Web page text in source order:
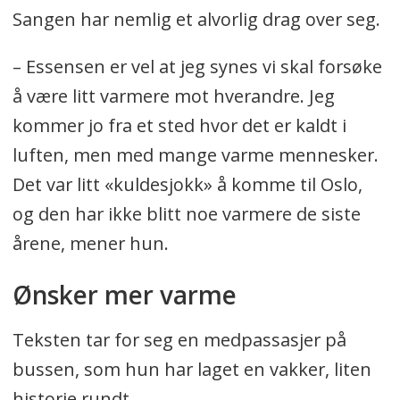
Sangen har nemlig et alvorlig drag over seg.
– Essensen er vel at jeg synes vi skal forsøke
å være litt varmere mot hverandre. Jeg
kommer jo fra et sted hvor det er kaldt i
luften, men med mange varme mennesker.
Det var litt «kuldesjokk» å komme til Oslo,
og den har ikke blitt noe varmere de siste
årene, mener hun.
Ønsker mer varme
Teksten tar for seg en medpassasjer på
bussen, som hun har laget en vakker, liten